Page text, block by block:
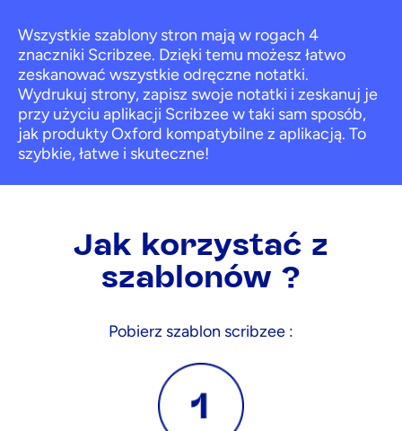
Wszystkie szablony stron mają w rogach 4
znaczniki Scribzee. Dzięki temu możesz łatwo
zeskanować wszystkie odręczne notatki.
Wydrukuj strony, zapisz swoje notatki i zeskanuj je
przy użyciu aplikacji Scribzee w taki sam sposób,
jak produkty Oxford kompatybilne z aplikacją. To
szybkie, łatwe i skuteczne!
Jak korzystać z
szablonów ?
Pobierz szablon scribzee :